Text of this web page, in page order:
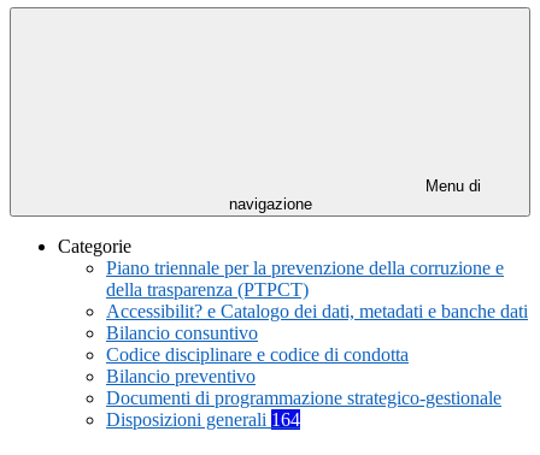
Menu di
navigazione
Categorie
Piano triennale per la prevenzione della corruzione e
della trasparenza (PTPCT)
Accessibilit? e Catalogo dei dati, metadati e banche dati
Bilancio consuntivo
Codice disciplinare e codice di condotta
Bilancio preventivo
Documenti di programmazione strategico-gestionale
Disposizioni generali 164